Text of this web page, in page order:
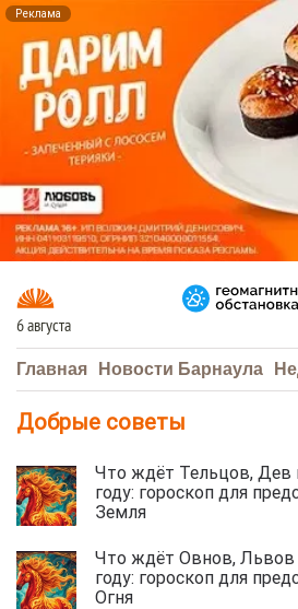
Реклама
6 августа
Главная Новости Барнаула
Добрые советы
Что ждёт Тельцов, Дев
году: гороскоп для
Земля
Что ждёт Овнов, Львов
году: гороскоп для
Огня